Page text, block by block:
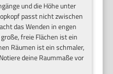
und die Höhe unter
passt nicht zwischen
das Wenden in engen
freie Flächen ist ein
Räumen ist ein schmaler,
deine Raummaße vor